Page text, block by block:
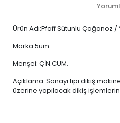
Ürün Adı:Pfaff Sütunlu Çağanoz /
Marka:5um
Menşei: ÇİN.CUM.
Açıklama: Sanayi tipi dikiş
üzerine yapılacak dikiş